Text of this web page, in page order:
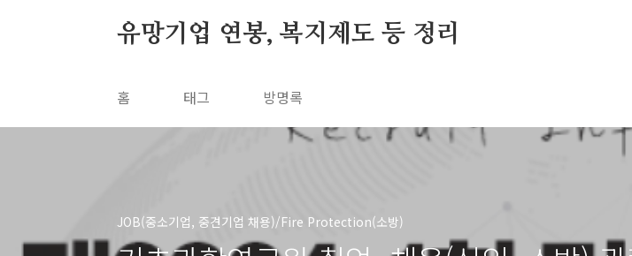
유망기업 연봉, 복지제도 등 정리
홈 태그 방명록
JOB(중소기업, 중견기업 채용)/Fire Protection(소방)